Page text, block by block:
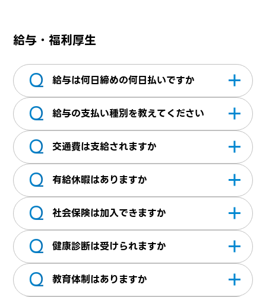
あった際、その場で合意するなどせず、必ず
ご利用頂けなくなり、全ての登録データが抹
上、２～３日お時間をいただいておりますの
給与・福利厚生
Q 給与は何日締めの何日払いですか
毎月末締めの翌15日払いの月1回となります。
なります。
Q 給与の支払い種別を教えてください
基本時給にてお支払いします。他にも月給で
ご相談ください。
Q 交通費は支給されますか
交通費は実費支給いたします。※当社規定あ
Q 有給休暇はありますか
就労開始日から6ヶ月経過後に発生（法規上
日数は、勤務日数に応じて異なります。
Q 社会保険は加入できますか
加入条件を満たせば加入できます。詳細につ
Q 健康診断は受けられますか
受診資格を満たせば年に1回受診が可能です。
Q 教育体制はありますか